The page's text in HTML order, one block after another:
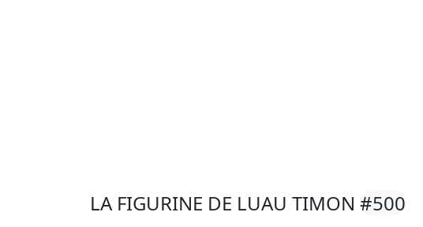
LA FIGURINE DE LUAU TIMON #500